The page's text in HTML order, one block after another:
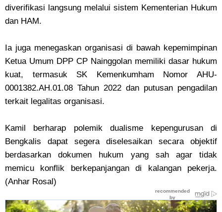
diverifikasi langsung melalui sistem Kementerian Hukum
dan HAM.
Ia juga menegaskan organisasi di bawah kepemimpinan
Ketua Umum DPP CP Nainggolan memiliki dasar hukum
kuat, termasuk SK Kemenkumham Nomor AHU-
0001382.AH.01.08 Tahun 2022 dan putusan pengadilan
terkait legalitas organisasi.
Kamil berharap polemik dualisme kepengurusan di
Bengkalis dapat segera diselesaikan secara objektif
berdasarkan dokumen hukum yang sah agar tidak
memicu konflik berkepanjangan di kalangan pekerja.
(Anhar Rosal)